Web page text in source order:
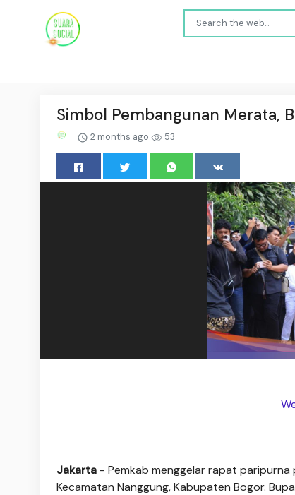
Simbol Pembangunan Merata,
2 months ago 53
Jakarta - Pemkab menggelar rapat paripurna
Kecamatan Nanggung, Kabupaten Bogor.